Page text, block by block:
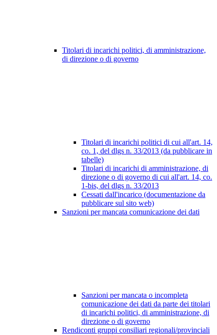
Titolari di incarichi politici, di amministrazione,
di direzione o di governo
Titolari di incarichi politici di cui all'art. 14,
co. 1, del dlgs n. 33/2013 (da pubblicare in
tabelle)
Titolari di incarichi di amministrazione, di
direzione o di governo di cui all'art. 14, co.
1-bis, del dlgs n. 33/2013
Cessati dall'incarico (documentazione da
pubblicare sul sito web)
Sanzioni per mancata comunicazione dei dati
Sanzioni per mancata o incompleta
comunicazione dei dati da parte dei titolari
di incarichi politici, di amministrazione, di
direzione o di governo
Rendiconti gruppi consiliari regionali/provinciali